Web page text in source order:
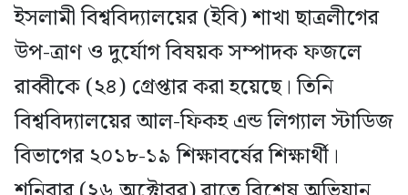
ইসলামী বিশ্ববিদ্যালয়ের (ইবি) শাখা ছাত্রলীগের
উপ-ত্রাণ ও দুর্যোগ বিষয়ক সম্পাদক ফজলে
রাব্বীকে (২৪) গ্রেপ্তার করা হয়েছে। তিনি
বিশ্ববিদ্যালয়ের আল-ফিকহ এন্ড লিগ্যাল স্টাডিজ
বিভাগের ২০১৮-১৯ শিক্ষাবর্ষের শিক্ষার্থী।